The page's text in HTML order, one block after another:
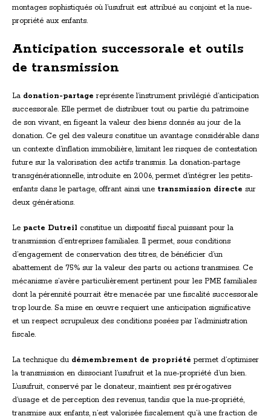
montages sophistiqués où l’usufruit est attribué au conjoint et la nue-
propriété aux enfants.
Anticipation successorale et outils
de transmission
La donation-partage représente l’instrument privilégié d’anticipation
successorale. Elle permet de distribuer tout ou partie du patrimoine
de son vivant, en figeant la valeur des biens donnés au jour de la
donation. Ce gel des valeurs constitue un avantage considérable dans
un contexte d’inflation immobilière, limitant les risques de contestation
future sur la valorisation des actifs transmis. La donation-partage
transgénérationnelle, introduite en 2006, permet d’intégrer les petits-
enfants dans le partage, offrant ainsi une transmission directe sur
deux générations.
Le pacte Dutreil constitue un dispositif fiscal puissant pour la
transmission d’entreprises familiales. Il permet, sous conditions
d’engagement de conservation des titres, de bénéficier d’un
abattement de 75% sur la valeur des parts ou actions transmises. Ce
mécanisme s’avère particulièrement pertinent pour les PME familiales
dont la pérennité pourrait être menacée par une fiscalité successorale
trop lourde. Sa mise en œuvre requiert une anticipation significative
et un respect scrupuleux des conditions posées par l’administration
fiscale.
La technique du démembrement de propriété permet d’optimiser
la transmission en dissociant l’usufruit et la nue-propriété d’un bien.
L’usufruit, conservé par le donateur, maintient ses prérogatives
d’usage et de perception des revenus, tandis que la nue-propriété,
transmise aux enfants, n’est valorisée fiscalement qu’à une fraction de